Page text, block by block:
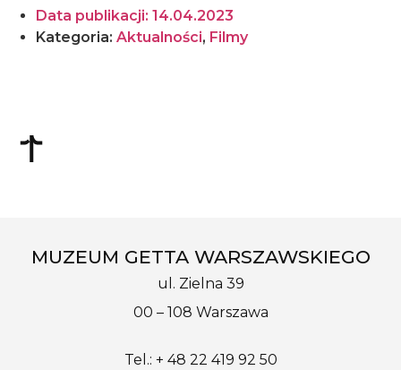
Data publikacji: 14.04.2023
Kategoria: Aktualności, Filmy
MUZEUM GETTA WARSZAWSKIEGO
ul. Zielna 39
00 – 108 Warszawa
Tel.: + 48 22 419 92 50